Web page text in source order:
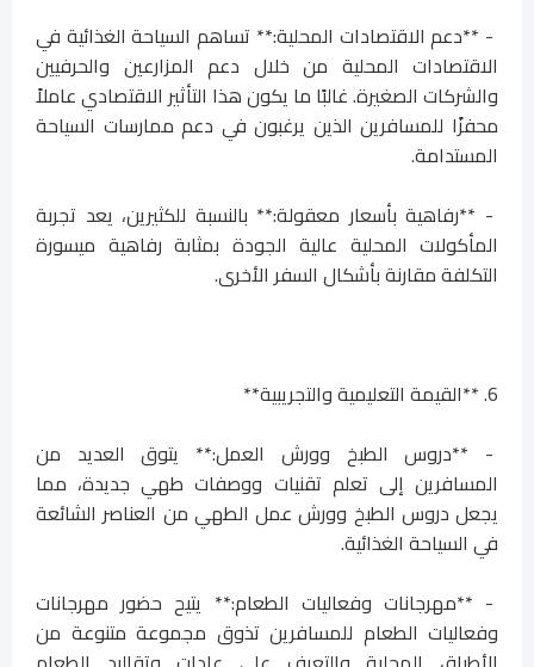
- **دعم الاقتصادات المحلية:** تساهم السياحة الغذائية في
الاقتصادات المحلية من خلال دعم المزارعين والحرفيين
والشركات الصغيرة. غالبًا ما يكون هذا التأثير الاقتصادي عاملاً
محفزًا للمسافرين الذين يرغبون في دعم ممارسات السياحة
المستدامة.
- **رفاهية بأسعار معقولة:** بالنسبة للكثيرين، يعد تجربة
المأكولات المحلية عالية الجودة بمثابة رفاهية ميسورة
التكلفة مقارنة بأشكال السفر الأخرى.
6. **القيمة التعليمية والتجريبية**
- **دروس الطبخ وورش العمل:** يتوق العديد من
المسافرين إلى تعلم تقنيات ووصفات طهي جديدة، مما
يجعل دروس الطبخ وورش عمل الطهي من العناصر الشائعة
في السياحة الغذائية.
- **مهرجانات وفعاليات الطعام:** يتيح حضور مهرجانات
وفعاليات الطعام للمسافرين تذوق مجموعة متنوعة من